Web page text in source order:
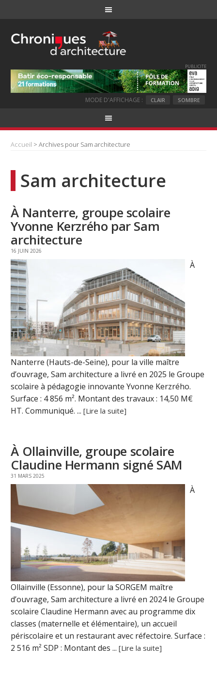
PUBLICITE
MODE D'AFFICHAGE : CLAIR SOMBRE
Accueil > Archives pour Sam architecture
Sam architecture
À Nanterre, groupe scolaire
Yvonne Kerzrého par Sam
architecture
16 JUIN 2026
À
Nanterre (Hauts-de-Seine), pour la ville maître
d’ouvrage, Sam architecture a livré en 2025 le Groupe
scolaire à pédagogie innovante Yvonne Kerzrého.
Surface : 4 856 m². Montant des travaux : 14,50 M€
HT. Communiqué. ...[Lire la suite]
À Ollainville, groupe scolaire
Claudine Hermann signé SAM
31 MARS 2025
À
Ollainville (Essonne), pour la SORGEM maître
d’ouvrage, Sam architecture a livré en 2024 le Groupe
scolaire Claudine Hermann avec au programme dix
classes (maternelle et élémentaire), un accueil
périscolaire et un restaurant avec réfectoire. Surface :
2 516 m² SDP : Montant des ...[Lire la suite]